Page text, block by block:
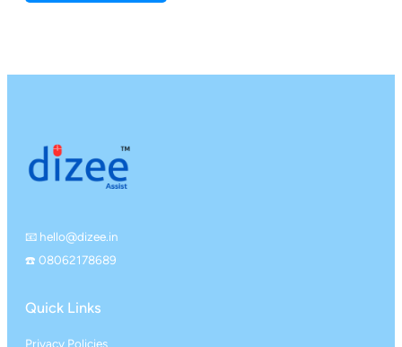
📧 hello@dizee.in
☎️ 08062178689
Quick Links
Privacy Policies